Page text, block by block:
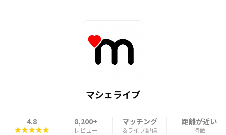
マシェライブ
4.8
★★★★★
8,200+
レビュー
マッチング
&ライブ配信
距離が近い
特徴